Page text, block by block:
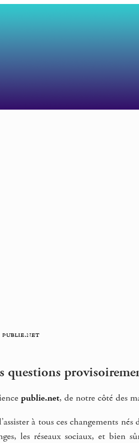
publie.net
questions
publie.net, de notre côté des
à tous ces changements
les réseaux sociaux, et bien